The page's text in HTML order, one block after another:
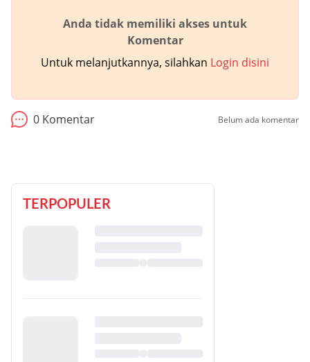
Anda tidak memiliki akses untuk
Komentar
Untuk melanjutkannya, silahkan Login disini
0 Komentar Belum ada komentar
TERPOPULER